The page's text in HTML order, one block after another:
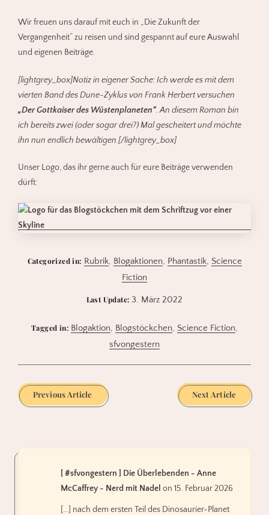
Wir freuen uns darauf mit euch in „Die Zukunft der
Vergangenheit“ zu reisen und sind gespannt auf eure Auswahl
und eigenen Beiträge.
[lightgrey_box]Notiz in eigener Sache: Ich werde es mit dem
vierten Band des Dune-Zyklus von Frank Herbert versuchen
„Der Gottkaiser des Wüstenplaneten“. An diesem Roman bin
ich bereits zwei (oder sogar drei?) Mal gescheitert und möchte
ihn nun endlich bewältigen.[/lightgrey_box]
Unser Logo, das ihr gerne auch für eure Beiträge verwenden
dürft:
Categorized in: Rubrik, Blogaktionen, Phantastik, Science
Fiction
Last Update: 3. März 2022
Tagged in: Blogaktion, Blogstöckchen, Science Fiction,
sfvongestern
Previous Article Next Article
[ #sfvongestern ] Die Überlebenden - Anne
McCaffrey - Nerd mit Nadel on 15. Februar 2026
[…] nach dem ersten Teil des Dinosaurier-Planet